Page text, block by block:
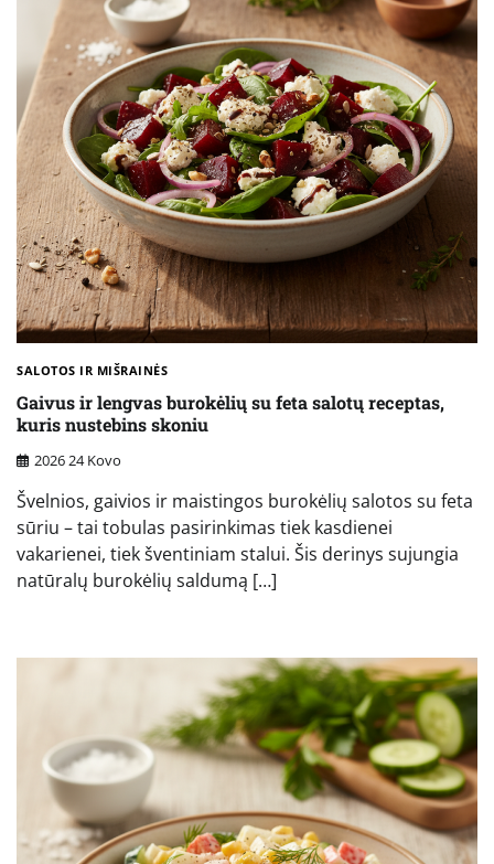
SALOTOS IR MIŠRAINĖS
Gaivus ir lengvas burokėlių su feta salotų receptas,
kuris nustebins skoniu
2026 24 Kovo
Švelnios, gaivios ir maistingos burokėlių salotos su feta
sūriu – tai tobulas pasirinkimas tiek kasdienei
vakarienei, tiek šventiniam stalui. Šis derinys sujungia
natūralų burokėlių saldumą […]